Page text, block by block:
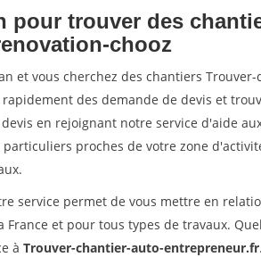
pour trouver des
chooz
et vous cherchez des chantiers
des demande de devis et
en rejoignant notre service d'aide
particuliers proches de votre zone
service permet de vous mettre en
France et pour tous types de travaux.
à Trouver-chantier-auto-entrepreneur.fr